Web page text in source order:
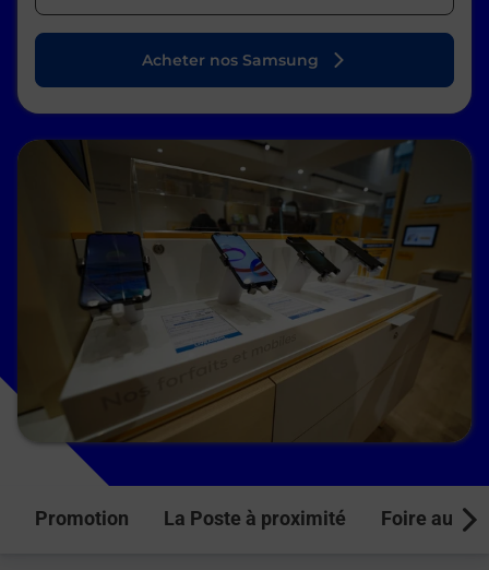
Acheter nos Samsung
Promotion La Poste à proximité Foire aux